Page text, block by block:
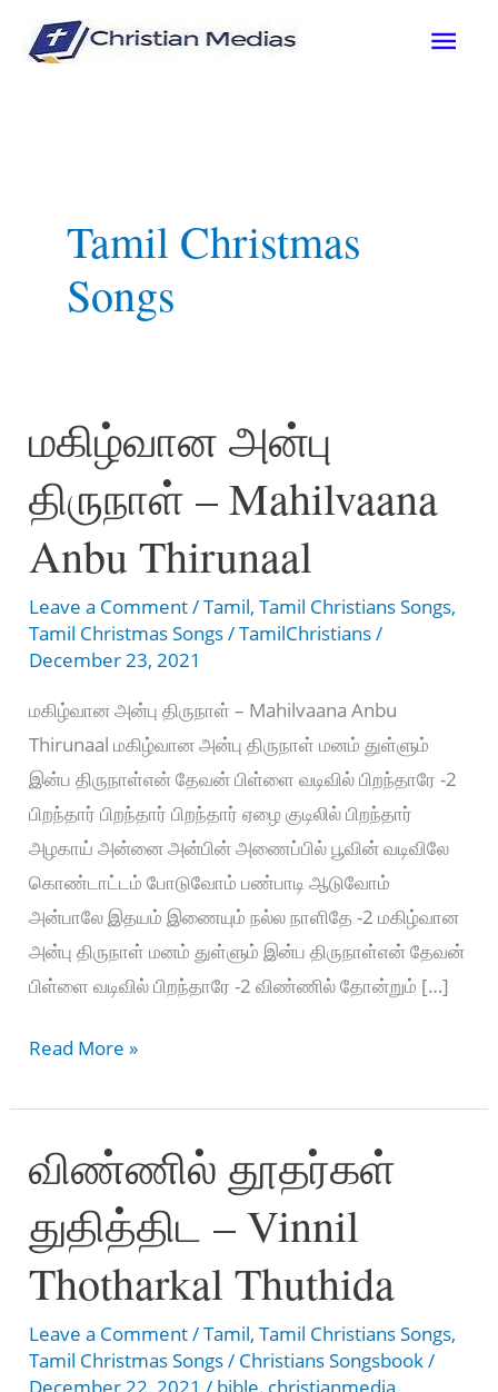
Tamil Christmas
Songs
மகிழ்வான அன்பு
திருநாள் – Mahilvaana
Anbu Thirunaal
Leave a Comment/Tamil,Tamil Christians Songs,
Tamil Christmas Songs/TamilChristians/
December 23, 2021
மகிழ்வான அன்பு திருநாள் – Mahilvaana Anbu
Thirunaal மகிழ்வான அன்பு திருநாள் மனம் துள்ளும்
இன்ப திருநாள்என் தேவன் பிள்ளை வடிவில் பிறந்தாரே -2
பிறந்தார் பிறந்தார் பிறந்தார் ஏழை குடிலில் பிறந்தார்
அழகாய் அன்னை அன்பின் அணைப்பில் பூவின் வடிவிலே
கொண்டாட்டம் போடுவோம் பண்பாடி ஆடுவோம்
அன்பாலே இதயம் இணையும் நல்ல நாளிதே -2 மகிழ்வான
அன்பு திருநாள் மனம் துள்ளும் இன்ப திருநாள்என் தேவன்
பிள்ளை வடிவில் பிறந்தாரே -2 விண்ணில் தோன்றும் […]
மகிழ்வான
திருநாள்
Mahilvaana
Anbu
Thirunaal
Read More »
விண்ணில் தூதர்கள்
துதித்திட – Vinnil
Thotharkal Thuthida
Leave a Comment/Tamil,Tamil Christians Songs,
Tamil Christmas Songs/ Christians Songsbook/
December 22, 2021/ bible, christianmedia,